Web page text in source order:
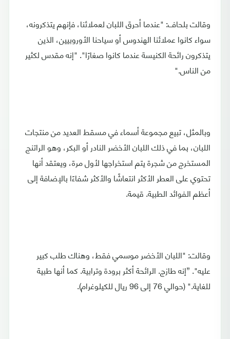
وقالت بلحاف: "عندما أحرق اللبان لعملائنا، فإنهم يتذكرونه،
سواء كانوا عملائنا الهندوس أو سياحنا الأوروبيين، الذين
يتذكرون رائحة الكنيسة عندما كانوا صغارًا". "إنه مقدس لكثير
من الناس."
وبالمثل، تبيع مجموعة أسماء في مسقط العديد من منتجات
اللبان، بما في ذلك اللبان الأخضر النادر أو البكر، وهو الراتنج
المستخرج من شجرة يتم استخراجها لأول مرة، ويعتقد أنها
تحتوي على العطر الأكثر انتعاشًا والأكثر شفاءًا بالإضافة إلى
أعظم الفوائد الطبية. قيمة.
وقالت: "اللبان الأخضر موسمي فقط، وهناك طلب كبير
عليه". ”إنه طازج. الرائحة أكثر برودة وترابية. كما أنها طبية
للغاية." (حوالي 76 إلى 96 ريال للكيلوغرام).